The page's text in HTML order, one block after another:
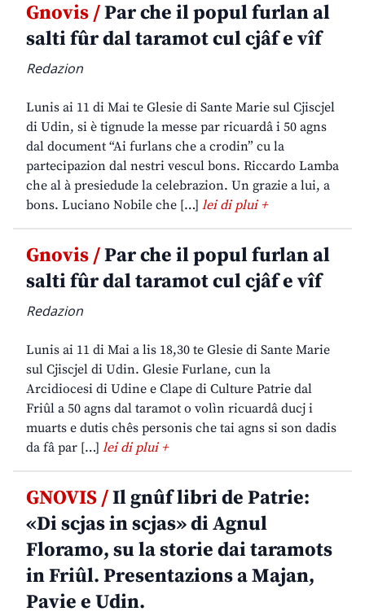
Gnovis /Par che il popul furlan al
salti fûr dal taramot cul cjâf e vîf
Redazion
Lunis ai 11 di Mai te Glesie di Sante Marie sul Cjiscjel
di Udin, si è tignude la messe par ricuardâ i 50 agns
dal document “Ai furlans che a crodin” cu la
partecipazion dal nestri vescul bons. Riccardo Lamba
che al à presiedude la celebrazion. Un grazie a lui, a
bons. Luciano Nobile che […] lei di plui +
Gnovis /Par che il popul furlan al
salti fûr dal taramot cul cjâf e vîf
Redazion
Lunis ai 11 di Mai a lis 18,30 te Glesie di Sante Marie
sul Cjiscjel di Udin. Glesie Furlane, cun la
Arcidiocesi di Udine e Clape di Culture Patrie dal
Friûl a 50 agns dal taramot o volìn ricuardâ ducj i
muarts e dutis chês personis che tai agns si son dadis
da fâ par […] lei di plui +
GNOVIS /Il gnûf libri de Patrie:
«Di scjas in scjas» di Agnul
Floramo, su la storie dai taramots
in Friûl. Presentazions a Majan,
Pavie e Udin.